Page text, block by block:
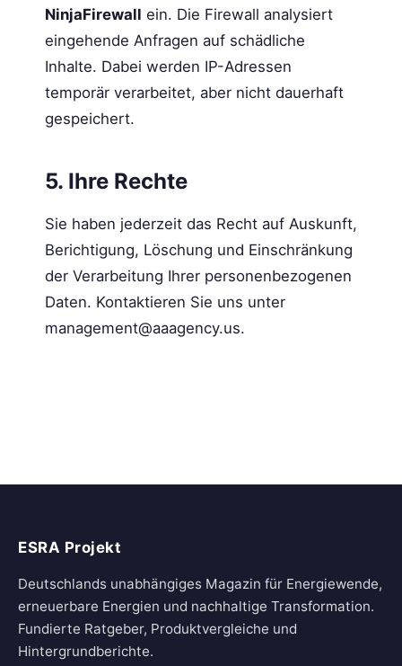
NinjaFirewall ein. Die Firewall analysiert
eingehende Anfragen auf schädliche
Inhalte. Dabei werden IP-Adressen
temporär verarbeitet, aber nicht dauerhaft
gespeichert.
5. Ihre Rechte
Sie haben jederzeit das Recht auf Auskunft,
Berichtigung, Löschung und Einschränkung
der Verarbeitung Ihrer personenbezogenen
Daten. Kontaktieren Sie uns unter
management@aaagency.us.
ESRA Projekt
Deutschlands unabhängiges Magazin für Energiewende,
erneuerbare Energien und nachhaltige Transformation.
Fundierte Ratgeber, Produktvergleiche und
Hintergrundberichte.